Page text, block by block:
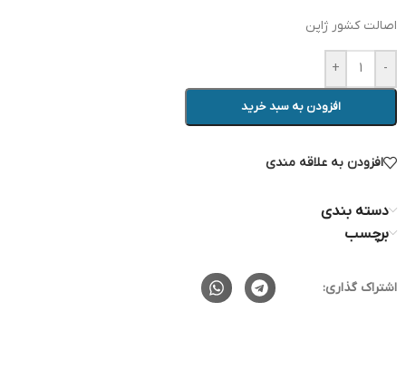
اصالت کشور ژاپن
-
+
افزودن به سبد خرید
افزودن به علاقه مندی
دسته بندی
برچسب
اشتراک گذاری: